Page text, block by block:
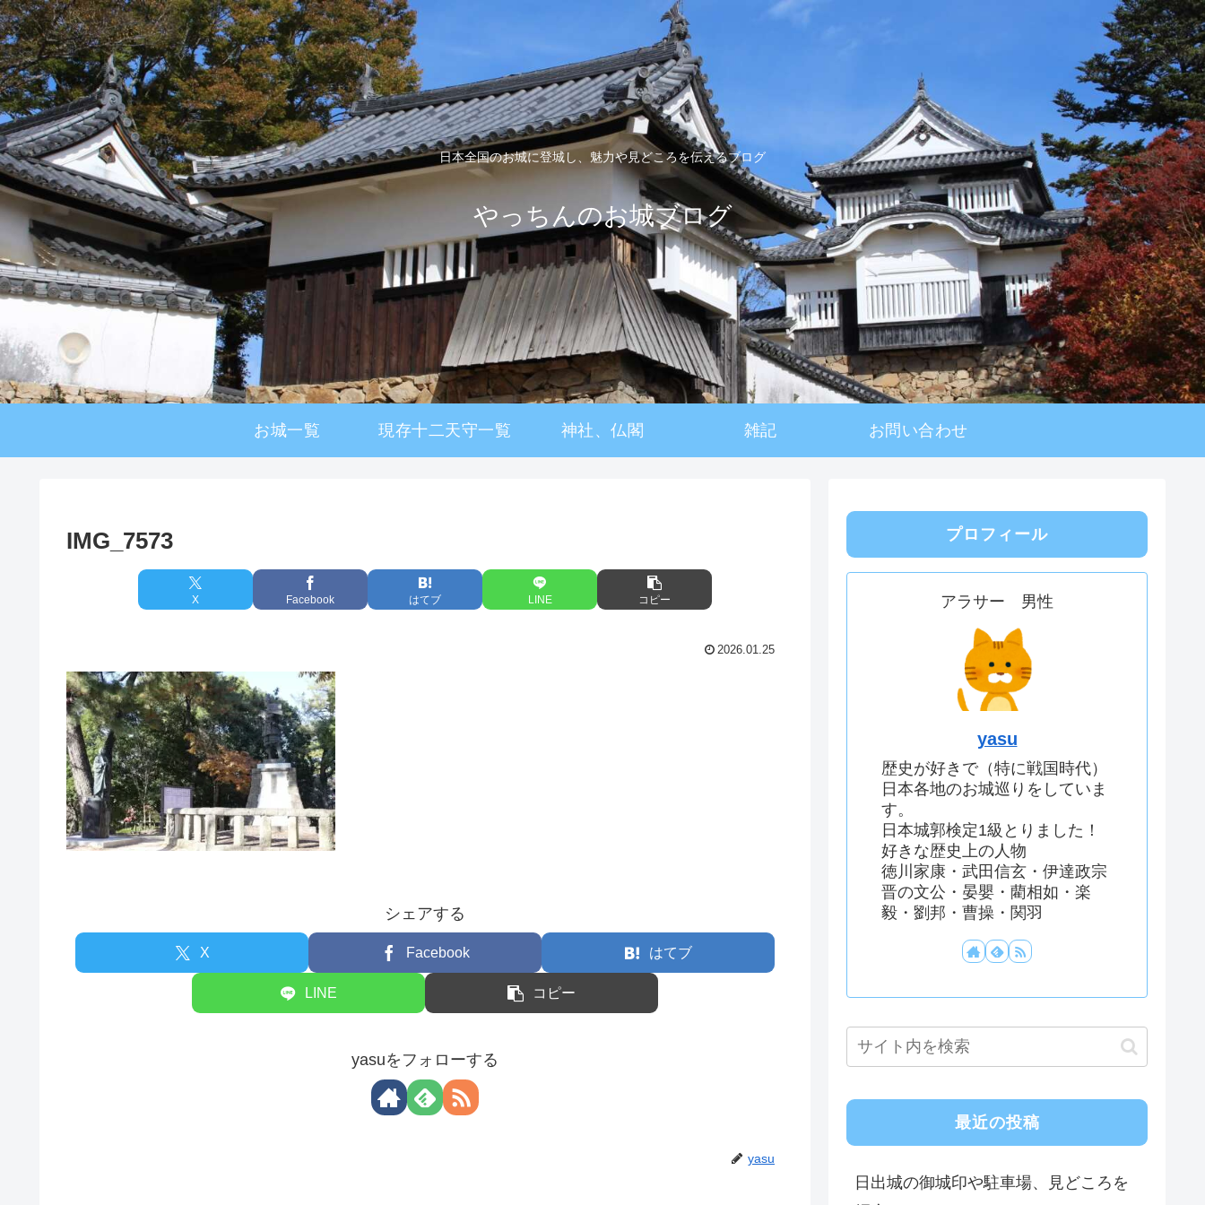
日本全国のお城に登城し、魅力や見どころを伝えるブログ
やっちんのお城ブログ
お城一覧 現存十二天守一覧 神社、仏閣 雑記 お問い合わせ
IMG_7573
X Facebook はてブ LINE コピー
2026.01.25
シェアする
X Facebook はてブ
LINE コピー
yasuをフォローする
yasu
プロフィール
アラサー 男性
yasu
歴史が好きで（特に戦国時代）
日本各地のお城巡りをしていま
す。
日本城郭検定1級とりました！
好きな歴史上の人物
徳川家康・武田信玄・伊達政宗
晋の文公・晏嬰・藺相如・楽
毅・劉邦・曹操・関羽
最近の投稿
日出城の御城印や駐車場、見どころを